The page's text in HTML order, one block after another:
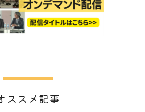
ススメ記事